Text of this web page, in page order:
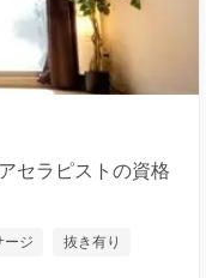
セラピストの資格
ージ 抜き有り